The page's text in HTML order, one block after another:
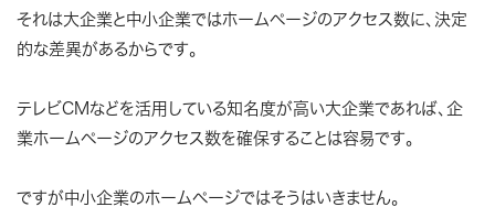
それは大企業と中小企業ではホームページのアクセス数に、決定
的な差異があるからです。
テレビCMなどを活用している知名度が高い大企業であれば、企
業ホームページのアクセス数を確保することは容易です。
ですが中小企業のホームページではそうはいきません。